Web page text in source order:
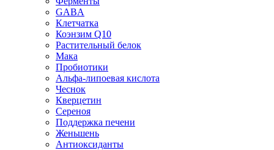
GABA
Клетчатка
Коэнзим Q10
Растительный белок
Мака
Пробиотики
Альфа-липоевая кислота
Чеснок
Кверцетин
Сереноя
Поддержка печени
Женьшень
Антиоксиданты